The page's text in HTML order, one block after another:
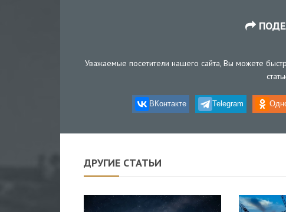
Уважаемые посетители нашего сайта, Вы можете
ВКонтакте Telegram
ДРУГИЕ СТАТЬИ